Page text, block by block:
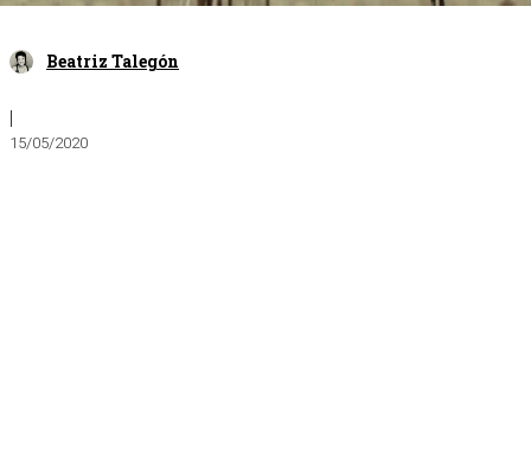
Beatriz Talegón
|
15/05/2020